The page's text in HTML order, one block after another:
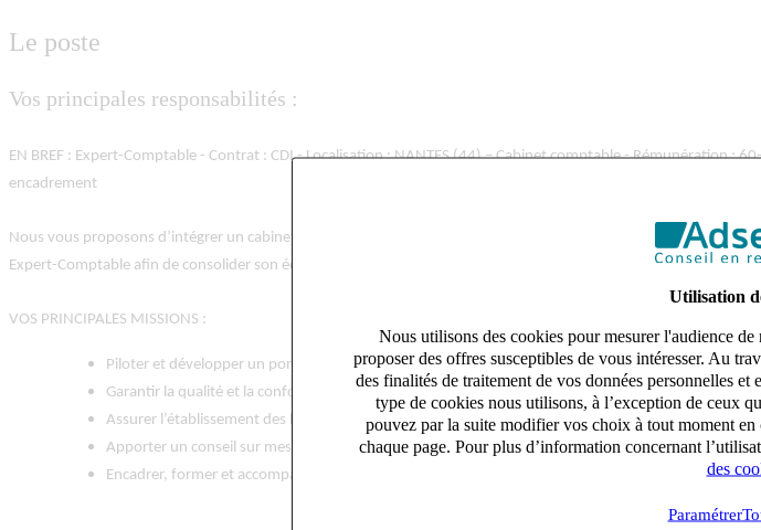
Utilisation
Nous utilisons des cookies pour mesurer l'audience
proposer des offres susceptibles de vous intéresser. Au
des finalités de traitement de vos données personnelles
type de cookies nous utilisons, à l’exception de ceux
pouvez par la suite modifier vos choix à tout moment
chaque page. Pour plus d’information concernant
des
Paramétrer
Le poste
Vos principales responsabilités :
EN BREF : Expert-Comptable - Contrat : CDI - Localisation : NANTES (44) – Cabinet comptable - Rémunération
encadrement
Nous vous proposons d’intégrer un cabinet d’expertise comptable indépendant, reconnu pour son
Expert-Comptable afin de consolider son équipe et de renforcer sa stratégie de conseil auprès de ses clients.
VOS PRINCIPALES MISSIONS :
Piloter et développer un portefeuille clients diversifié (TPE/PME, secteur BIC principalement)
Garantir la qualité et la conformité des travaux comptables et fiscaux réalisés
Assurer l’établissement des bilans, liasses fiscales et plaquettes en lien avec vos collaborateurs
Apporter un conseil sur mesure et accompagner vos clients dans leurs prises de décision
Encadrer, former et accompagner les équipes pour favoriser leur montée en compétences